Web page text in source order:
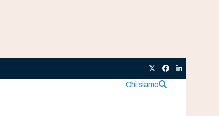
TwitterFacebook
LinkedIn
Chi siamo